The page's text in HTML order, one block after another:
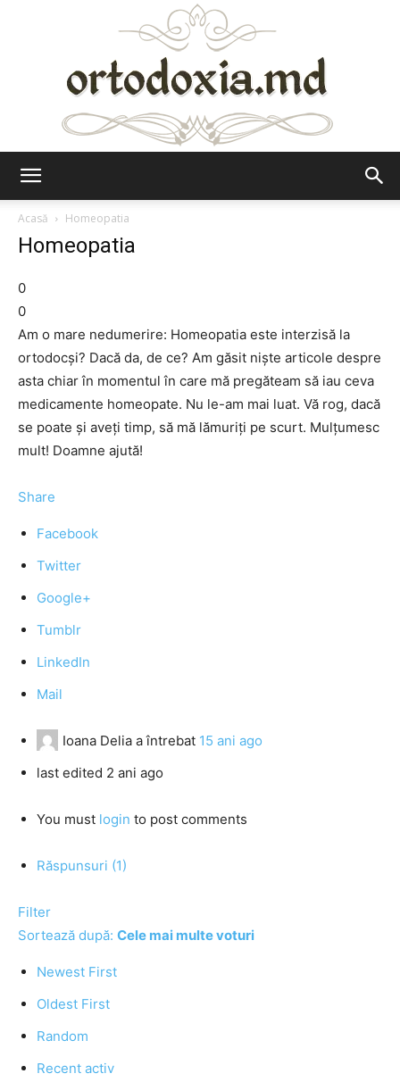
Acasă
Homeopatia
Homeopatia
0
0
Am o mare nedumerire: Homeopatia este interzisă la
ortodocşi? Dacă da, de ce? Am găsit nişte articole despre
asta chiar în momentul în care mă pregăteam să iau ceva
medicamente homeopate. Nu le-am mai luat. Vă rog, dacă
se poate şi aveţi timp, să mă lămuriţi pe scurt. Mulţumesc
mult! Doamne ajută!
Share
Facebook
Twitter
Google+
Tumblr
LinkedIn
Mail
Ioana Delia a întrebat 15 ani ago
last edited 2 ani ago
You must login to post comments
Răspunsuri (1)
Filter
Sortează după: Cele mai multe voturi
Newest First
Oldest First
Random
Recent activ